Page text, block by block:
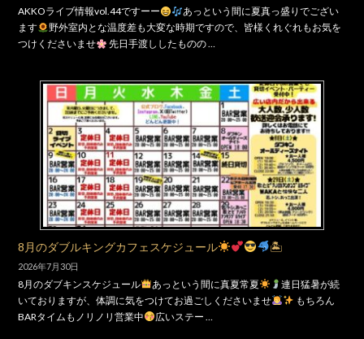
AKKOライブ情報vol.44ですーー
あっという間に夏真っ盛りでござい
ます
野外室内とな温度差も大変な時期ですので、皆様くれぐれもお気を
つけくださいませ
先日手渡ししたものの …
8月のダブルキングカフェスケジュール 🏝
2026年7月30日
8月のダブキンスケジュール あっという間に真夏常夏
連日猛暑が続
いておりますが、体調に気をつけてお過ごしくださいませ
もちろん
BARタイムもノリノリ営業中
広いステー …